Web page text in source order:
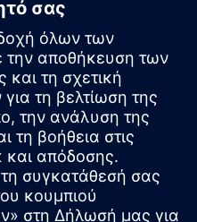
είναι σε θέση να παράγει
τέχνη της παρασκευής
να ανταποκριθούμε
καταναλωτικών αγορών
στην παγκόσμια σκηνή»,
Xiao Guan Tea. «Το
Xiao Guan μας φέρνει
στόχο.»